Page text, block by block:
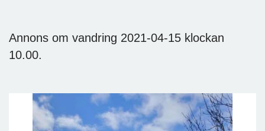
Annons om vandring 2021-04-15 klockan
10.00.